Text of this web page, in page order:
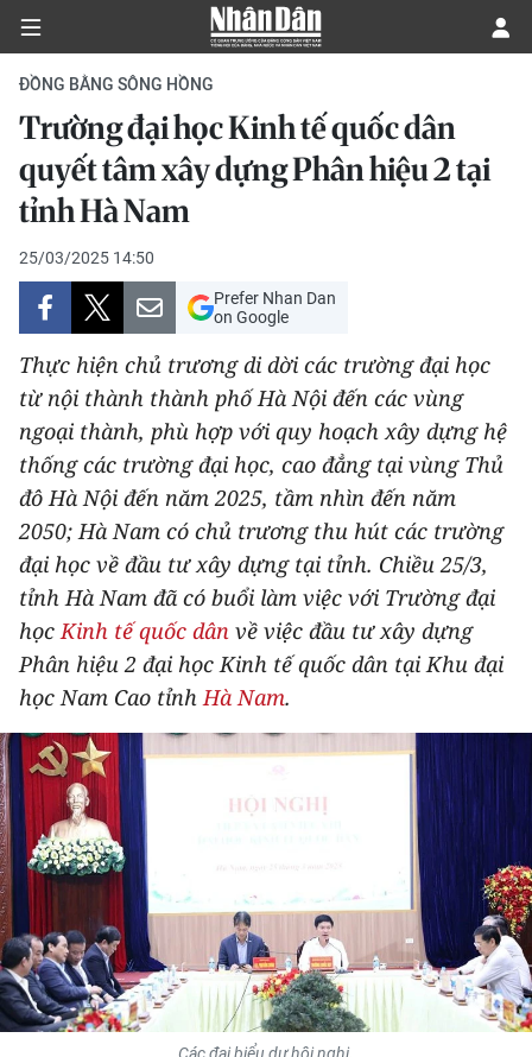
CHÍNH TRỊ
KINH TẾ
VĂN HÓA
XÃ HỘI
PHÁP LUẬT
DU LỊCH
THẾ GIỚI
THỂ THAO
GIÁO DỤC
Y TẾ
KHOA HỌC - CÔNG NGHỆ
MÔI TRƯỜNG
BẠN ĐỌC
KIỂM CHỨNG THÔNG TIN
TRI THỨC CHUYÊN SÂU
54 DÂN TỘC VIỆT NAM
ĐỒNG BẰNG SÔNG HỒNG
Trường đại học Kinh tế quốc dân
quyết tâm xây dựng Phân hiệu 2 tại
tỉnh Hà Nam
25/03/2025 14:50
Prefer Nhan Dan
on Google
Thực hiện chủ trương di dời các trường đại học
từ nội thành thành phố Hà Nội đến các vùng
ngoại thành, phù hợp với quy hoạch xây dựng hệ
thống các trường đại học, cao đẳng tại vùng Thủ
đô Hà Nội đến năm 2025, tầm nhìn đến năm
2050; Hà Nam có chủ trương thu hút các trường
đại học về đầu tư xây dựng tại tỉnh. Chiều 25/3,
tỉnh Hà Nam đã có buổi làm việc với Trường đại
họcKinh tế quốc dân về việc đầu tư xây dựng
Phân hiệu 2 đại học Kinh tế quốc dân tại Khu đại
học Nam Cao tỉnhHà Nam.